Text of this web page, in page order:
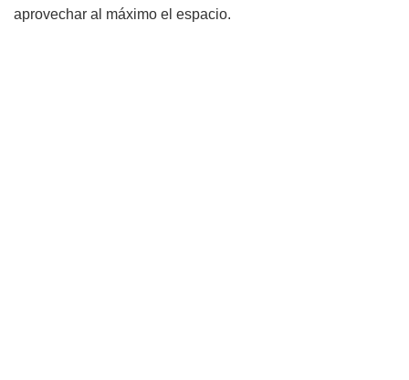
aprovechar al máximo el espacio.